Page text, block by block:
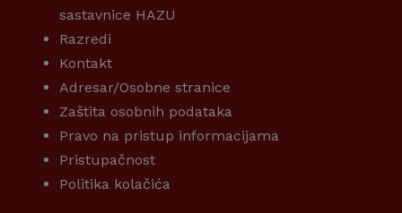
sastavnice HAZU
Razredi
Kontakt
Adresar/Osobne stranice
Zaštita osobnih podataka
Pravo na pristup informacijama
Pristupačnost
Politika kolačića